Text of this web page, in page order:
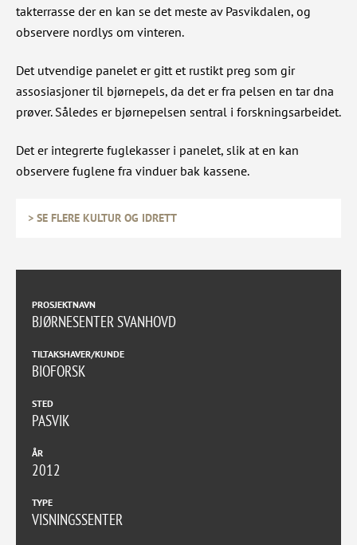
takterrasse der en kan se det meste av Pasvikdalen, og
observere nordlys om vinteren.
Det utvendige panelet er gitt et rustikt preg som gir
assosiasjoner til bjørnepels, da det er fra pelsen en tar dna
prøver. Således er bjørnepelsen sentral i forskningsarbeidet.
Det er integrerte fuglekasser i panelet, slik at en kan
observere fuglene fra vinduer bak kassene.
> SE FLERE KULTUR OG IDRETT
PROSJEKTNAVN
BJØRNESENTER SVANHOVD
TILTAKSHAVER/KUNDE
BIOFORSK
STED
PASVIK
ÅR
2012
TYPE
VISNINGSSENTER